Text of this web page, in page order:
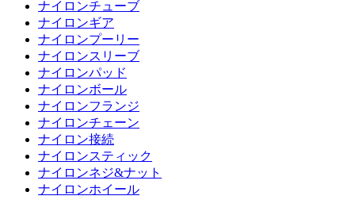
ナイロンチューブ
ナイロンギア
ナイロンプーリー
ナイロンスリーブ
ナイロンパッド
ナイロンボール
ナイロンフランジ
ナイロンチェーン
ナイロン接続
ナイロンスティック
ナイロンネジ&ナット
ナイロンホイール